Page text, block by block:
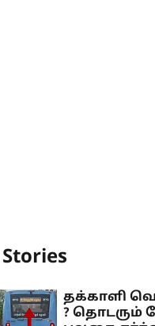
தக்காளி
? தொடரும்